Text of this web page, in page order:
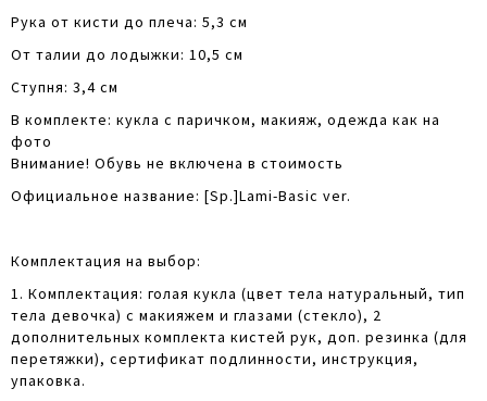
Рука от кисти до плеча: 5,3 см
От талии до лодыжки: 10,5 см
Ступня: 3,4 см
В комплекте: кукла с паричком, макияж, одежда как на
фото
Внимание! Обувь не включена в стоимость
Официальное название: [Sp.]Lami-Basic ver.
Комплектация на выбор:
1. Комплектация: голая кукла (цвет тела натуральный, тип
тела девочка) с макияжем и глазами (стекло), 2
дополнительных комплекта кистей рук, доп. резинка (для
перетяжки), сертификат подлинности, инструкция,
упаковка.